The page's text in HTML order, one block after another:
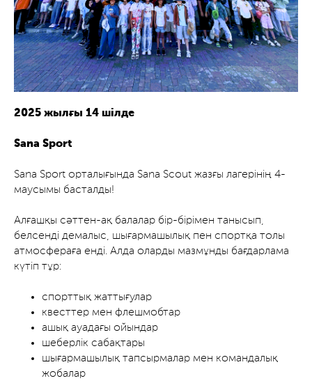
2025 жылғы 14 шілде
Sana Sport
Sana Sport орталығында Sana Scout жазғы лагерінің 4-
маусымы басталды!
Алғашқы сәттен-ақ балалар бір-бірімен танысып,
белсенді демалыс, шығармашылық пен спортқа толы
атмосфераға енді. Алда оларды мазмұнды бағдарлама
күтіп тұр:
спорттық жаттығулар
квесттер мен флешмобтар
ашық ауадағы ойындар
шеберлік сабақтары
шығармашылық тапсырмалар мен командалық
жобалар